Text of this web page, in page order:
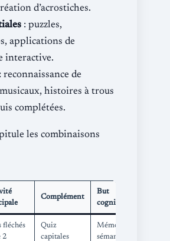
d’acrostiches.
: puzzles,
applications de
interactive.
: reconnaissance de
histoires à trous
complétées.
les combinaisons
Complément
But
cognitif
fléchés
2
Quiz
capitales
Mémoire
sémantique